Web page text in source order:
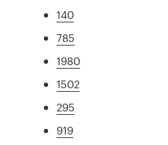
140
785
1980
1502
295
919